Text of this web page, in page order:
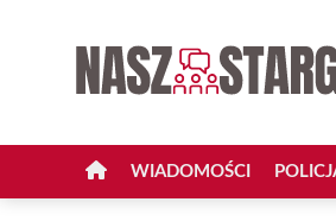
WIADOMOŚCI